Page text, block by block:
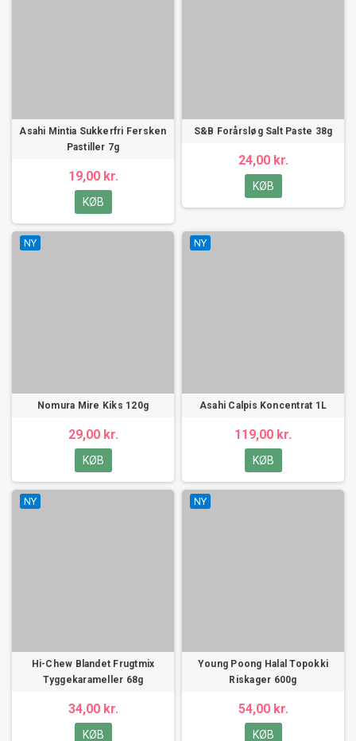
Asahi Mintia Sukkerfri Fersken
Pastiller 7g
19,00 kr.
KØB
S&B Forårsløg Salt Paste 38g
24,00 kr.
KØB
NY
Nomura Mire Kiks 120g
29,00 kr.
KØB
NY
Asahi Calpis Koncentrat 1L
119,00 kr.
KØB
NY
Hi-Chew Blandet Frugtmix
Tyggekarameller 68g
34,00 kr.
KØB
NY
Young Poong Halal Topokki
Riskager 600g
54,00 kr.
KØB